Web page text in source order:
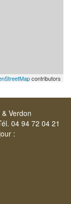
contributors
Verdon
04 94 72 04 21
: